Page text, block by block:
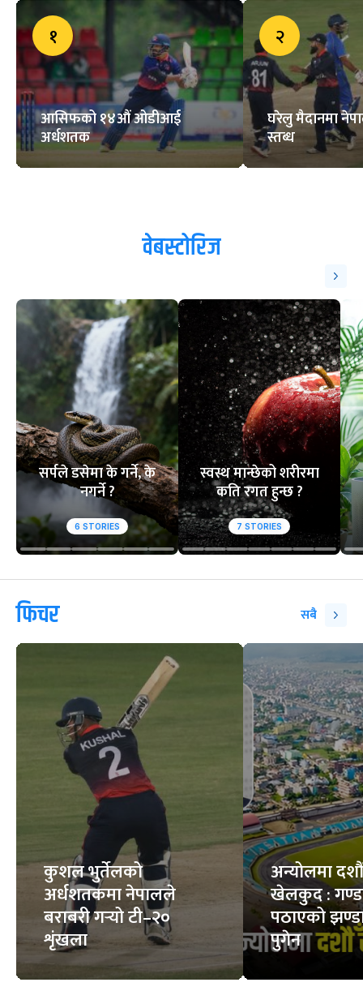
१
आसिफको १४औं ओडीआई
अर्धशतक
२
घरेलु मैदानमा
स्तब्ध
वेबस्टोरिज
सर्पले डसेमा के गर्ने, के
नगर्ने ?
6 STORIES
स्वस्थ मान्छेको शरीरमा
कति रगत हुन्छ ?
7 STORIES
फिचर सबै
कुशल भुर्तेलको
अर्धशतकमा नेपालले
बराबरी गर्‍यो टी–२०
शृंखला
अन्योलमा दशौँ
खेलकुद :
पठाएको
पुगेन